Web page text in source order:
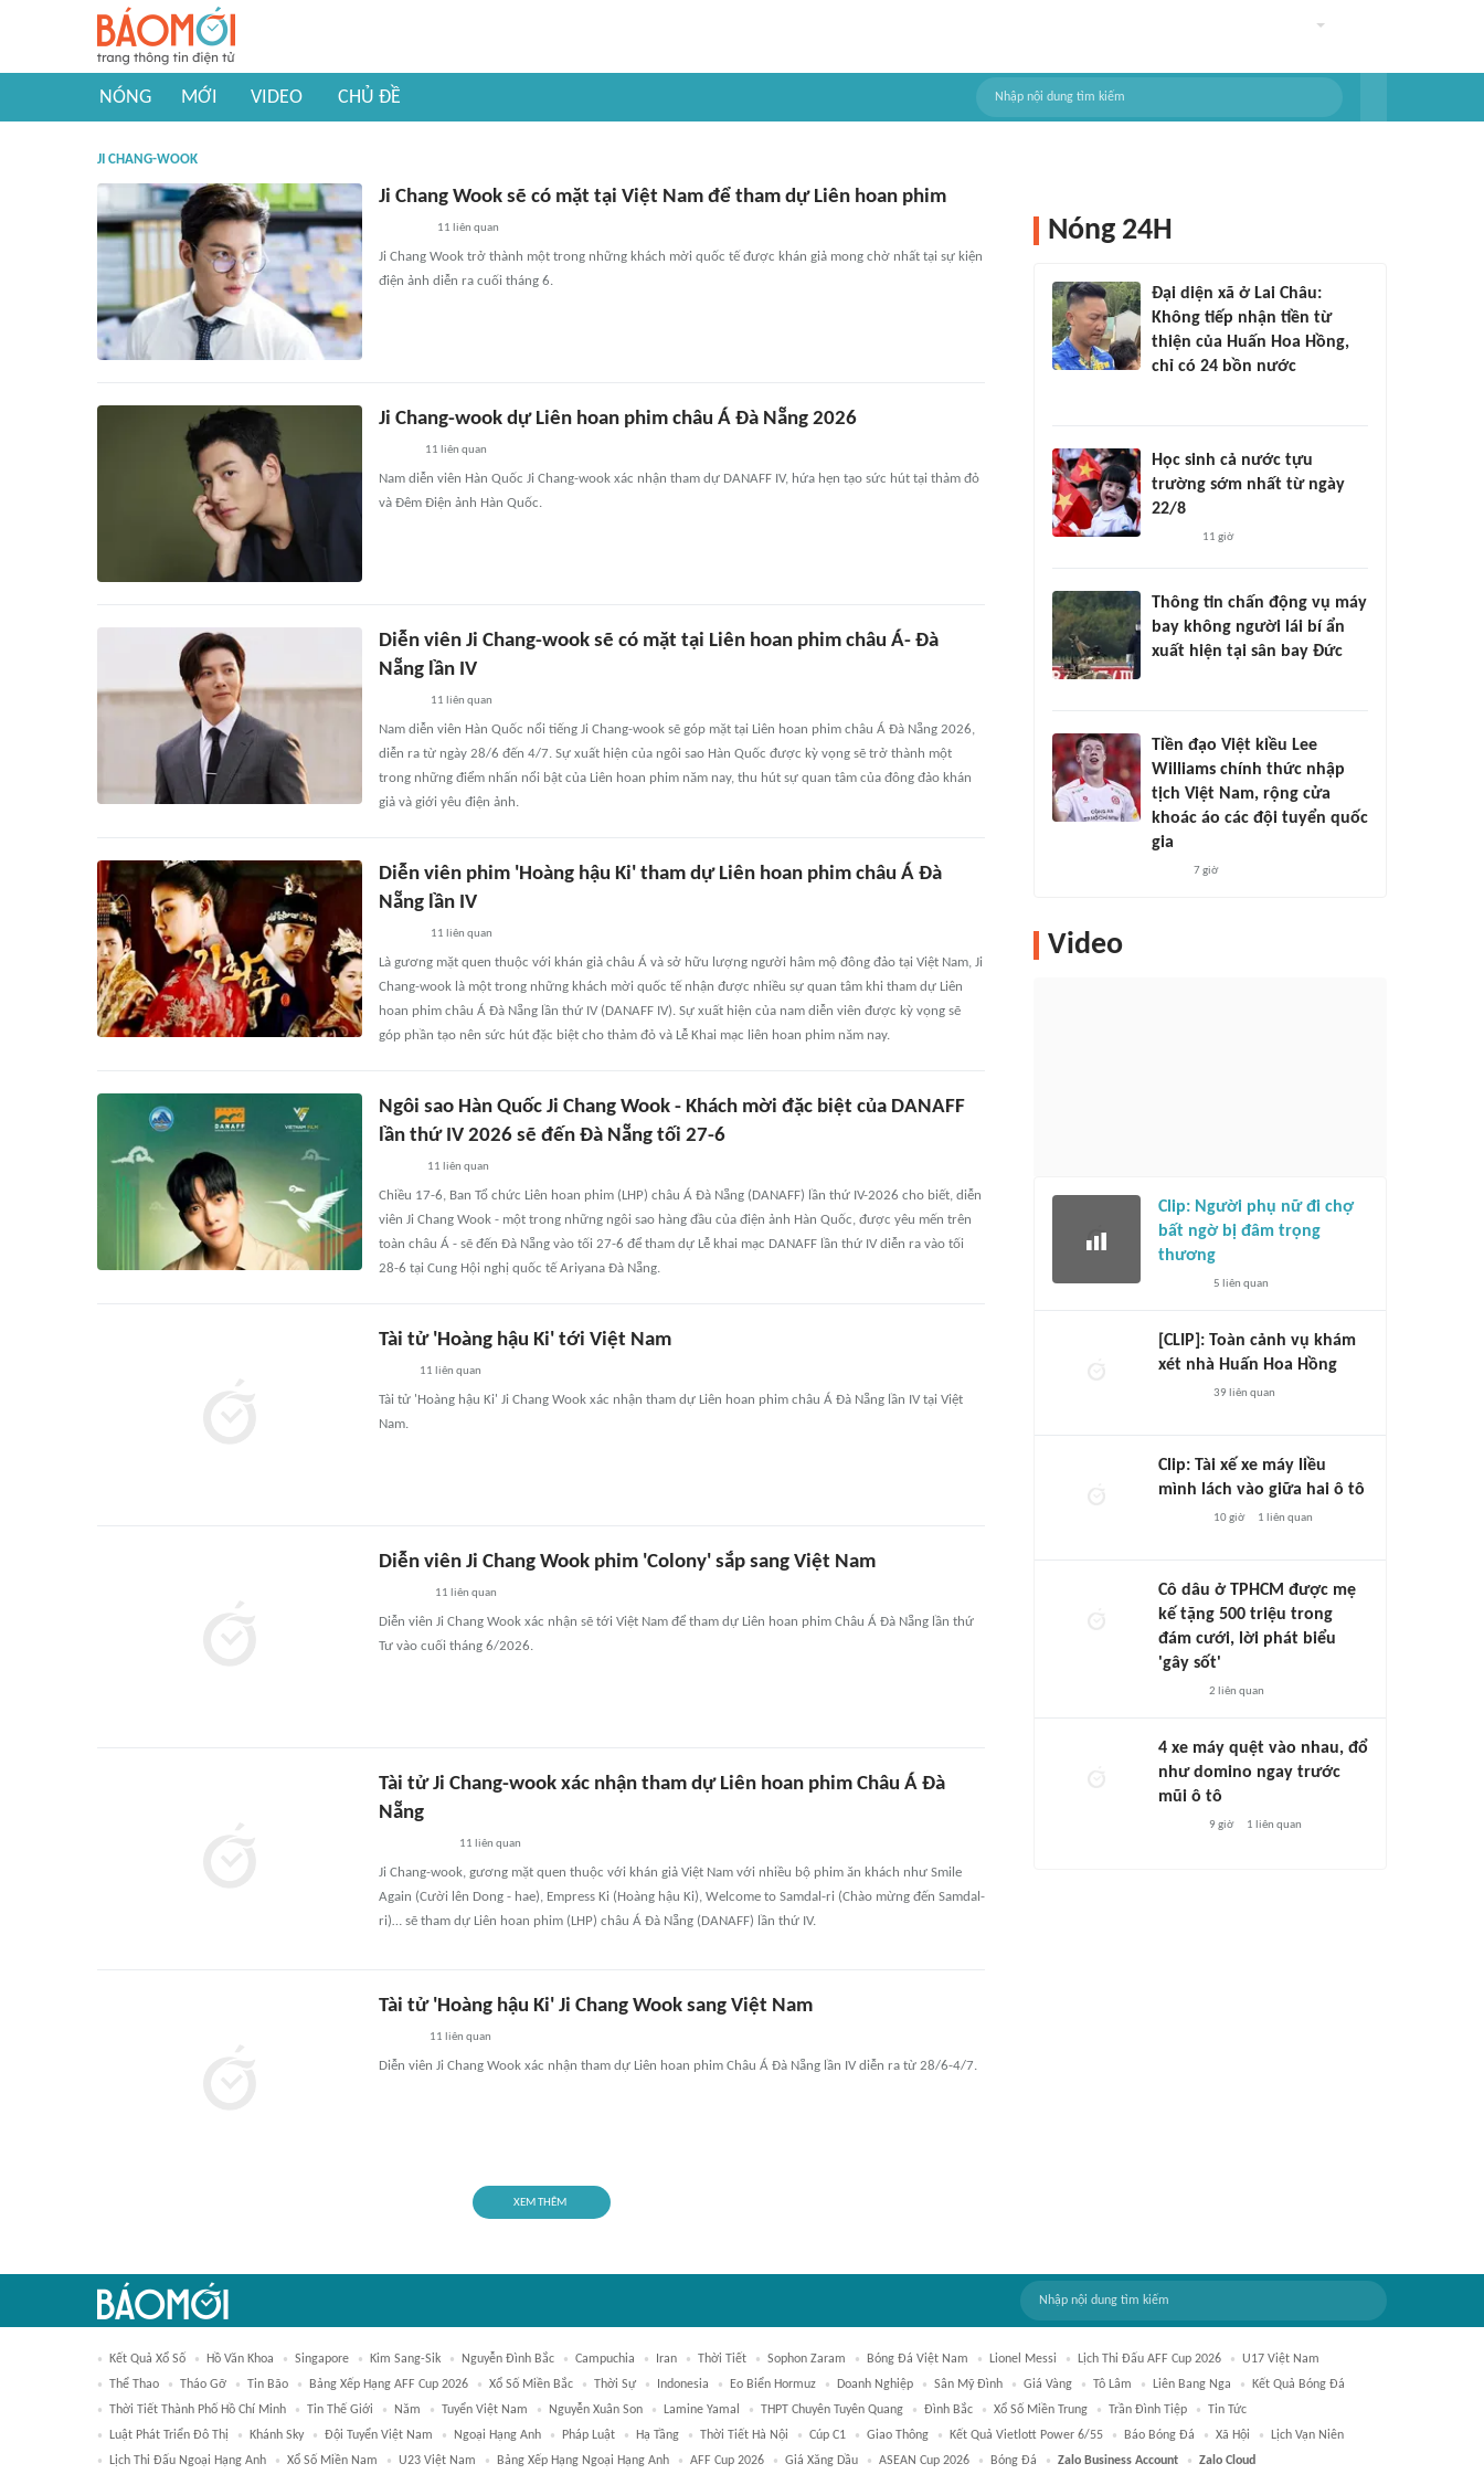
NÓNG MỚI VIDEO CHỦ ĐỀ
JI CHANG-WOOK
Ji Chang Wook sẽ có mặt tại Việt Nam để tham dự Liên hoan phim
11 liên quan
Ji Chang Wook trở thành một trong những khách mời quốc tế được khán giả mong chờ nhất tại sự kiện
điện ảnh diễn ra cuối tháng 6.
Ji Chang-wook dự Liên hoan phim châu Á Đà Nẵng 2026
11 liên quan
Nam diễn viên Hàn Quốc Ji Chang-wook xác nhận tham dự DANAFF IV, hứa hẹn tạo sức hút tại thảm đỏ
và Đêm Điện ảnh Hàn Quốc.
Diễn viên Ji Chang-wook sẽ có mặt tại Liên hoan phim châu Á- Đà
Nẵng lần IV
11 liên quan
Nam diễn viên Hàn Quốc nổi tiếng Ji Chang-wook sẽ góp mặt tại Liên hoan phim châu Á Đà Nẵng 2026,
diễn ra từ ngày 28/6 đến 4/7. Sự xuất hiện của ngôi sao Hàn Quốc được kỳ vọng sẽ trở thành một
trong những điểm nhấn nổi bật của Liên hoan phim năm nay, thu hút sự quan tâm của đông đảo khán
giả và giới yêu điện ảnh.
Diễn viên phim 'Hoàng hậu Ki' tham dự Liên hoan phim châu Á Đà
Nẵng lần IV
11 liên quan
Là gương mặt quen thuộc với khán giả châu Á và sở hữu lượng người hâm mộ đông đảo tại Việt Nam, Ji
Chang-wook là một trong những khách mời quốc tế nhận được nhiều sự quan tâm khi tham dự Liên
hoan phim châu Á Đà Nẵng lần thứ IV (DANAFF IV). Sự xuất hiện của nam diễn viên được kỳ vọng sẽ
góp phần tạo nên sức hút đặc biệt cho thảm đỏ và Lễ Khai mạc liên hoan phim năm nay.
Ngôi sao Hàn Quốc Ji Chang Wook - Khách mời đặc biệt của DANAFF
lần thứ IV 2026 sẽ đến Đà Nẵng tối 27-6
11 liên quan
Chiều 17-6, Ban Tổ chức Liên hoan phim (LHP) châu Á Đà Nẵng (DANAFF) lần thứ IV-2026 cho biết, diễn
viên Ji Chang Wook - một trong những ngôi sao hàng đầu của điện ảnh Hàn Quốc, được yêu mến trên
toàn châu Á - sẽ đến Đà Nẵng vào tối 27-6 để tham dự Lễ khai mạc DANAFF lần thứ IV diễn ra vào tối
28-6 tại Cung Hội nghị quốc tế Ariyana Đà Nẵng.
Tài tử 'Hoàng hậu Ki' tới Việt Nam
11 liên quan
Tài tử 'Hoàng hậu Ki' Ji Chang Wook xác nhận tham dự Liên hoan phim châu Á Đà Nẵng lần IV tại Việt
Nam.
Diễn viên Ji Chang Wook phim 'Colony' sắp sang Việt Nam
11 liên quan
Diễn viên Ji Chang Wook xác nhận sẽ tới Việt Nam để tham dự Liên hoan phim Châu Á Đà Nẵng lần thứ
Tư vào cuối tháng 6/2026.
Tài tử Ji Chang-wook xác nhận tham dự Liên hoan phim Châu Á Đà
Nẵng
11 liên quan
Ji Chang-wook, gương mặt quen thuộc với khán giả Việt Nam với nhiều bộ phim ăn khách như Smile
Again (Cười lên Dong - hae), Empress Ki (Hoàng hậu Ki), Welcome to Samdal-ri (Chào mừng đến Samdal-
ri)… sẽ tham dự Liên hoan phim (LHP) châu Á Đà Nẵng (DANAFF) lần thứ IV.
Tài tử 'Hoàng hậu Ki' Ji Chang Wook sang Việt Nam
11 liên quan
Diễn viên Ji Chang Wook xác nhận tham dự Liên hoan phim Châu Á Đà Nẵng lần IV diễn ra từ 28/6-4/7.
XEM THÊM
Nóng 24H
Đại diện xã ở Lai Châu:
Không tiếp nhận tiền từ
thiện của Huấn Hoa Hồng,
chỉ có 24 bồn nước
Học sinh cả nước tựu
trường sớm nhất từ ngày
22/8
11 giờ
Thông tin chấn động vụ máy
bay không người lái bí ẩn
xuất hiện tại sân bay Đức
Tiền đạo Việt kiều Lee
Williams chính thức nhập
tịch Việt Nam, rộng cửa
khoác áo các đội tuyển quốc
gia
7 giờ
Video
Clip: Người phụ nữ đi chợ
bất ngờ bị đâm trọng
thương
5 liên quan
[CLIP]: Toàn cảnh vụ khám
xét nhà Huấn Hoa Hồng
39 liên quan
Clip: Tài xế xe máy liều
mình lách vào giữa hai ô tô
10 giờ 1 liên quan
Cô dâu ở TPHCM được mẹ
kế tặng 500 triệu trong
đám cưới, lời phát biểu
'gây sốt'
2 liên quan
4 xe máy quệt vào nhau, đổ
như domino ngay trước
mũi ô tô
9 giờ 1 liên quan
Kết Quả Xổ Số Hồ Văn Khoa Singapore Kim Sang-Sik Nguyễn Đình Bắc Campuchia Iran Thời Tiết Sophon Zaram Bóng Đá Việt Nam Lionel Messi Lịch Thi Đấu AFF Cup 2026
U17 Việt Nam
Thể Thao
Tháo Gỡ Tin Bão Bảng Xếp Hạng AFF Cup 2026 Xổ Số Miền Bắc Thời Sự Indonesia Eo Biển Hormuz Doanh Nghiệp Sân Mỹ Đình Giá Vàng Tô Lâm Liên Bang Nga
Kết Quả Bóng Đá
Thời Tiết Thành Phố Hồ Chí Minh
Tin Thế Giới Năm Tuyển Việt Nam Nguyễn Xuân Son Lamine Yamal THPT Chuyên Tuyên Quang Đình Bắc Xổ Số Miền Trung Trần Đình Tiệp
Tin Tức
Luật Phát Triển Đô Thị
Khánh Sky Đội Tuyển Việt Nam Ngoại Hạng Anh Pháp Luật Hạ Tầng Thời Tiết Hà Nội Cúp C1 Giao Thông Kết Quả Vietlott Power 6/55 Báo Bóng Đá Xã Hội
Lịch Vạn Niên
Lịch Thi Đấu Ngoại Hạng Anh
Xổ Số Miền Nam U23 Việt Nam Bảng Xếp Hạng Ngoại Hạng Anh AFF Cup 2026 Giá Xăng Dầu ASEAN Cup 2026 Bóng Đá Zalo Business Account Zalo Cloud